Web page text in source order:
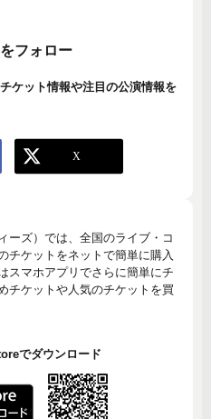
フォロー
ケット情報や注目の公演情報を
ーズ）では、全国のライブ・コ
チケットをネットで簡単に購入
スマホアプリでさらに簡単にチ
チケットや人気のチケットを買
でダウンロード